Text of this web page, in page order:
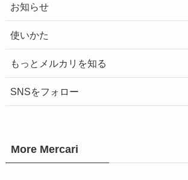
お知らせ
使いかた
もっとメルカリを知る
SNSをフォロー
More Mercari